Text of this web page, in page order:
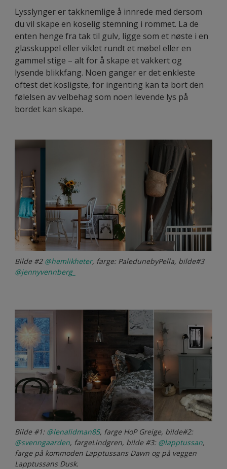
Lysslynger er takknemlige å innrede med dersom
du vil skape en koselig stemning i rommet. La de
enten henge fra tak til gulv, ligge som et nøste i en
glasskuppel eller viklet rundt et møbel eller en
gammel stige – alt for å skape et vakkert og
lysende blikkfang. Noen ganger er det enkleste
oftest det kosligste, for ingenting kan ta bort den
følelsen av velbehag som noen levende lys på
bordet kan skape.
Bilde #2 @hemlikheter, farge: PaledunebyPella, bilde#3
@jennyvennberg_
Bilde #1: @lenalidman85, farge HoP Greige, bilde#2:
@svenngaarden, fargeLindgren, bilde #3: @lapptussan,
farge på kommoden Lapptussans Dawn og på veggen
Lapptussans Dusk.